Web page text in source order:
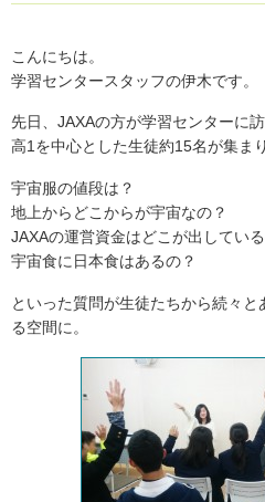
こんにちは。
学習センタースタッフの伊木です。
先日、JAXAの方が学習センターに訪
高1を中心とした生徒約15名が集ま
宇宙服の値段は？
地上からどこからが宇宙なの？
JAXAの運営資金はどこが出してい
宇宙食に日本食はあるの？
といった質問が生徒たちから続々
る空間に。